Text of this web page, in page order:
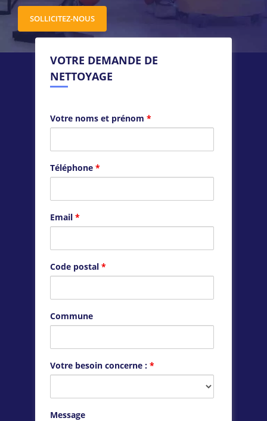
SOLLICITEZ-NOUS
VOTRE DEMANDE DE
NETTOYAGE
Votre noms et prénom *
Téléphone *
Email *
Code postal *
Commune
Votre besoin concerne : *
Message